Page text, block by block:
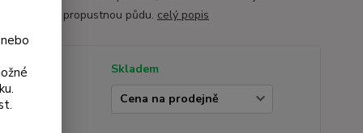
a dobře propustnou půdu. celý popis
Skladem